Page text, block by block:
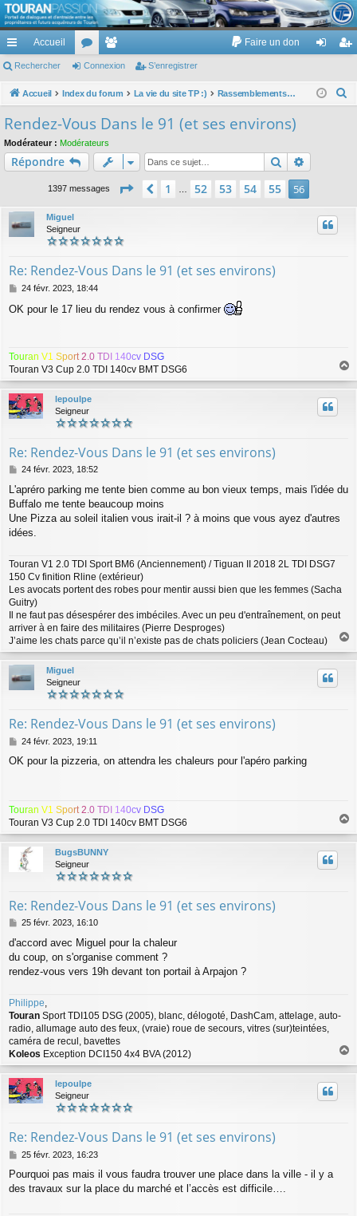
TouranPassion
Le forum des propriétaires ou futurs acquéreurs du Volkswagen Touran
cc
ès
pi
de
Accueil
or
u
e
m
Faire un don
ne nr
Rechercher Connexion S’enregistrer
Accueil Index du forum La vie du site TP :) Rassemblements, rencontres et "croisement"
Rendez-Vous Dans le 91 (et ses environs)
Modérateur : Modérateurs
Répondre Rechercher
1397 messages Page 56 sur56
Précédente
1 52 53 54 55 56
Miguel
Seigneur
Re: Rendez-Vous Dans le 91 (et ses environs)
M
s
e
24 févr. 2023, 18:44
OK pour le 17 lieu du rendez vous à confirmer
Touran V1 Sport 2 0 TDI 1 40cv DSG
Touran V3 Cup 2.0 TDI 140cv BMT DSG6
u
lepoulpe
Seigneur
Re: Rendez-Vous Dans le 91 (et ses environs)
M
s
s
a
g
24 févr. 2023, 18:52
L'apréro parking me tente bien comme au bon vieux temps, mais l'idée du
Buffalo me tente beaucoup moins
Une Pizza au soleil italien vous irait-il ? à moins que vous ayez d'autres
idées.
Touran V1 2.0 TDI Sport BM6 (Anciennement) / Tiguan II 2018 2L TDI DSG7
150 Cv finition Rline (extérieur)
Les avocats portent des robes pour mentir aussi bien que les femmes (Sacha
Guitry)
Il ne faut pas désespérer des imbéciles. Avec un peu d'entraînement, on peut
arriver à en faire des militaires (Pierre Desproges)
J’aime les chats parce qu’il n’existe pas de chats policiers (Jean Cocteau)
a
u
Miguel
Seigneur
Re: Rendez-Vous Dans le 91 (et ses environs)
M
s
e
24 févr. 2023, 19:11
OK pour la pizzeria, on attendra les chaleurs pour l'apéro parking
Touran V1 Sport 2 0 TDI 1 40cv DSG
Touran V3 Cup 2.0 TDI 140cv BMT DSG6
u
BugsBUNNY
Seigneur
Re: Rendez-Vous Dans le 91 (et ses environs)
M
s
s
a
25 févr. 2023, 16:10
d'accord avec Miguel pour la chaleur
du coup, on s'organise comment ?
rendez-vous vers 19h devant ton portail à Arpajon ?
Philippe,
Touran Sport TDI105 DSG (2005), blanc, délogoté, DashCam, attelage, auto-
radio, allumage auto des feux, (vraie) roue de secours, vitres (sur)teintées,
caméra de recul, bavettes
Koleos Exception DCI150 4x4 BVA (2012)
a
u
lepoulpe
Seigneur
Re: Rendez-Vous Dans le 91 (et ses environs)
M
s
s
25 févr. 2023, 16:23
Pourquoi pas mais il vous faudra trouver une place dans la ville - il y a
des travaux sur la place du marché et l’accès est difficile….